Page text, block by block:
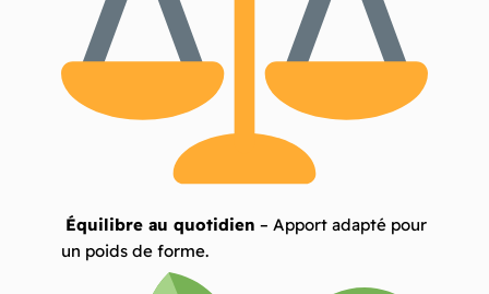
Équilibre au quotidien – Apport adapté pour
un poids de forme.